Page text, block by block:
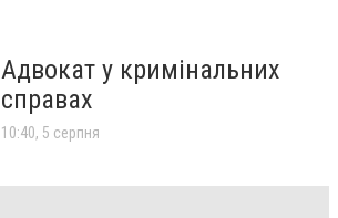
Адвокат у кримінальних
справах
10:40, 5 серпня